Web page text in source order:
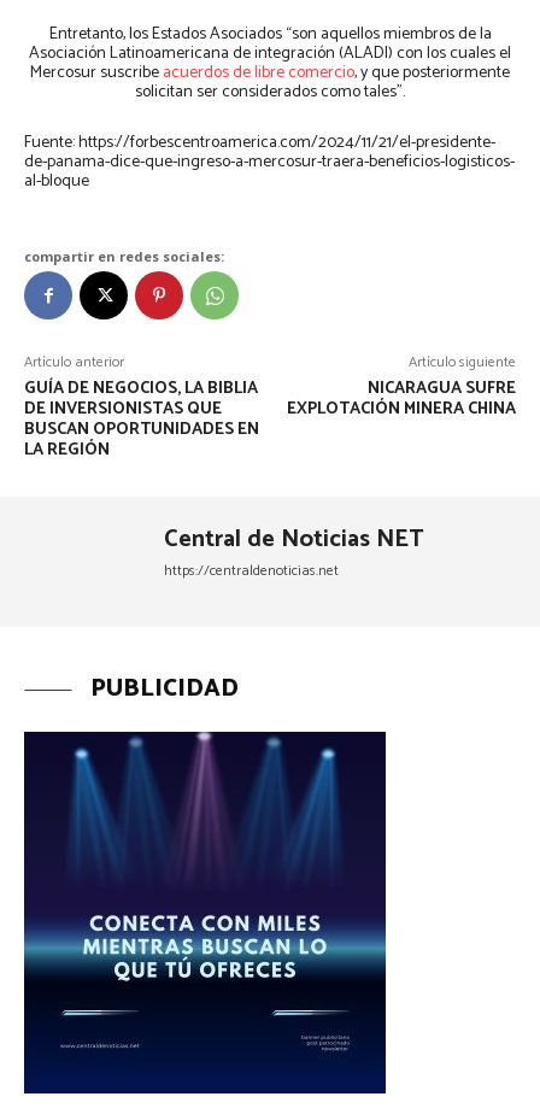
Entretanto, los Estados Asociados “son aquellos miembros de la
Asociación Latinoamericana de integración (ALADI) con los cuales el
Mercosur suscribeacuerdos de libre comercio, y que posteriormente
solicitan ser considerados como tales”.
Fuente: https://forbescentroamerica.com/2024/11/21/el-presidente-
de-panama-dice-que-ingreso-a-mercosur-traera-beneficios-logisticos-
al-bloque
compartir en redes sociales:
Artículo anterior
GUÍA DE NEGOCIOS, LA BIBLIA
DE INVERSIONISTAS QUE
BUSCAN OPORTUNIDADES EN
LA REGIÓN
Artículo siguiente
NICARAGUA SUFRE
EXPLOTACIÓN MINERA CHINA
Central de Noticias NET
https://centraldenoticias.net
PUBLICIDAD